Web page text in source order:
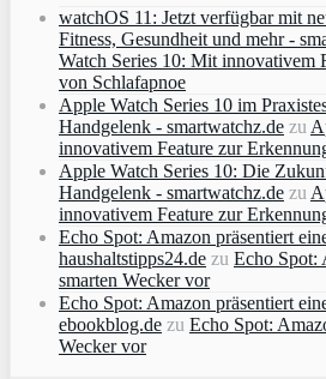
watchOS 11: Jetzt verfügbar mit
Fitness, Gesundheit und mehr -
Watch Series 10: Mit innovativem
von Schlafapnoe
Apple Watch Series 10 im
Handgelenk - smartwatchz.de zu
innovativem Feature zur
Apple Watch Series 10: Die
Handgelenk - smartwatchz.de zu
innovativem Feature zur
Echo Spot: Amazon präsentiert
haushaltstipps24.de zu Echo Spot:
smarten Wecker vor
Echo Spot: Amazon präsentiert
ebookblog.de zu Echo Spot:
Wecker vor